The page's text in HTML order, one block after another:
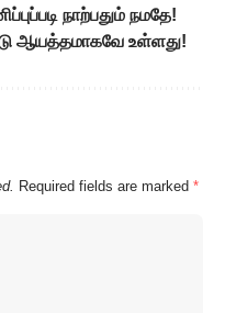
நாற்பதும் நமதே!
ஆயத்தமாகவே உள்ளது!
Required fields are marked *